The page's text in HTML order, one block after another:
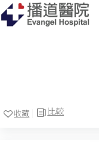
比較
收藏